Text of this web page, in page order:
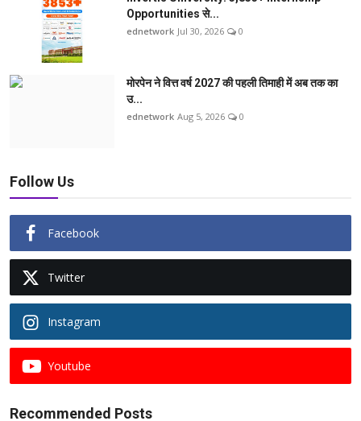
Opportunities से...
ednetwork Jul 30, 2026 0
मोरपेन ने वित्त वर्ष 2027 की पहली तिमाही में अब तक का
उ...
ednetwork Aug 5, 2026 0
Follow Us
Facebook
Twitter
Instagram
Youtube
Recommended Posts